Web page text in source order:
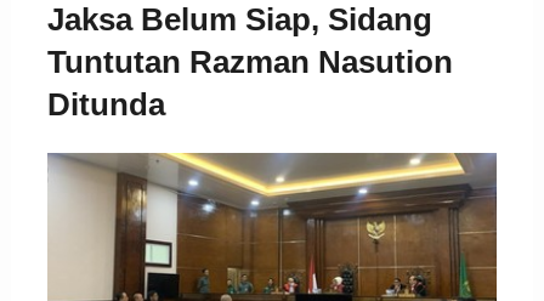
Jaksa Belum Siap, Sidang
Tuntutan Razman Nasution
Ditunda